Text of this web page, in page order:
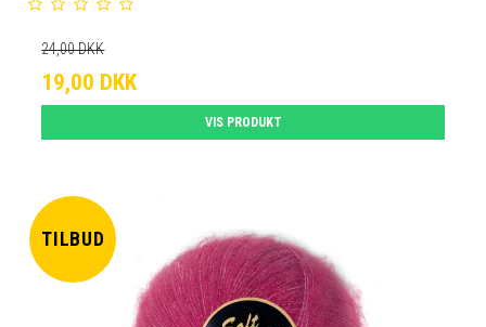
24,00 DKK
19,00 DKK
VIS PRODUKT
TILBUD